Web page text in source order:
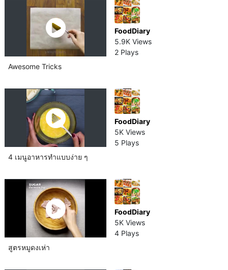
FoodDiary
5.9K Views
2 Plays
Awesome Tricks
FoodDiary
5K Views
5 Plays
4 เมนูอาหารทำแบบง่าย ๆ
FoodDiary
5K Views
4 Plays
สูตรหมูดงเห่า